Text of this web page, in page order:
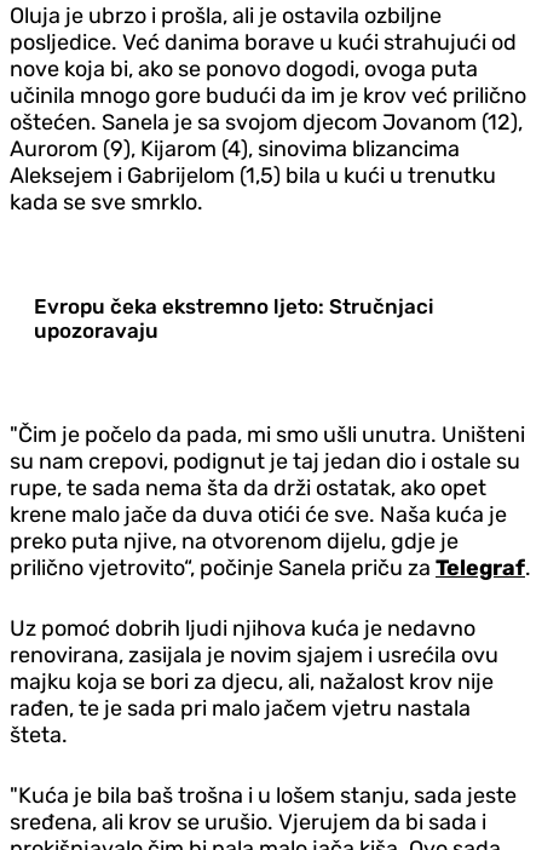
Oluja je ubrzo i prošla, ali je ostavila ozbiljne
posljedice. Već danima borave u kući strahujući od
nove koja bi, ako se ponovo dogodi, ovoga puta
učinila mnogo gore budući da im je krov već prilično
oštećen. Sanela je sa svojom djecom Jovanom (12),
Aurorom (9), Kijarom (4), sinovima blizancima
Aleksejem i Gabrijelom (1,5) bila u kući u trenutku
kada se sve smrklo.
Evropu čeka ekstremno ljeto: Stručnjaci
upozoravaju
"Čim je počelo da pada, mi smo ušli unutra. Uništeni
su nam crepovi, podignut je taj jedan dio i ostale su
rupe, te sada nema šta da drži ostatak, ako opet
krene malo jače da duva otići će sve. Naša kuća je
preko puta njive, na otvorenom dijelu, gdje je
prilično vjetrovito“, počinje Sanela priču za Telegraf.
Uz pomoć dobrih ljudi njihova kuća je nedavno
renovirana, zasijala je novim sjajem i usrećila ovu
majku koja se bori za djecu, ali, nažalost krov nije
rađen, te je sada pri malo jačem vjetru nastala
šteta.
"Kuća je bila baš trošna i u lošem stanju, sada jeste
sređena, ali krov se urušio. Vjerujem da bi sada i